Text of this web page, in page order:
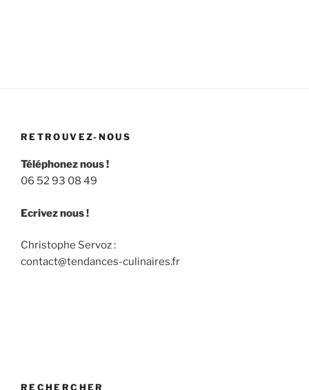
RETROUVEZ-NOUS
Téléphonez nous !
06 52 93 08 49
Ecrivez nous !
Christophe Servoz :
contact@tendances-culinaires.fr
RECHERCHER